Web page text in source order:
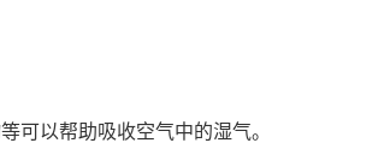
可以帮助吸收空气中的湿气。